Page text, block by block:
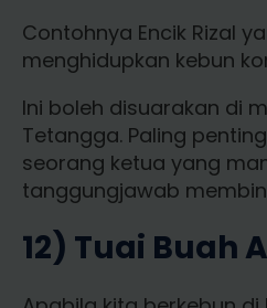
Contohnya Encik Rizal
menghidupkan kebun
Ini boleh disuarakan di
Tetangga. Paling
seorang ketua yang
tanggungjawab
12) Tuai Buah